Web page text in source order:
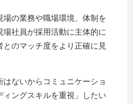
場の業務や職場環境、体制を
場社員が採用活動に主体的に
とのマッチ度をより正確に見
ないからコミュニケーショ
ィングスキルを重視」したい